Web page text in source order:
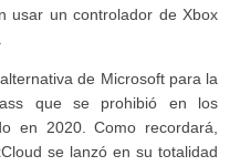
usar un controlador de Xbox
de Microsoft para la
que se prohibió en los
en 2020. Como recordará,
se lanzó en su totalidad